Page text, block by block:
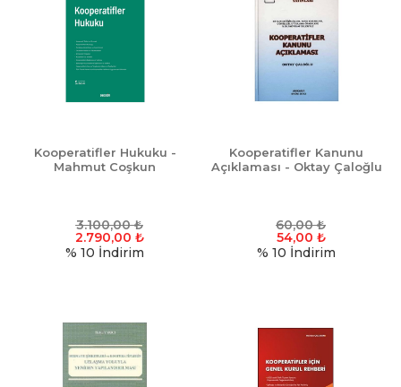
Kooperatifler Hukuku -
Mahmut Coşkun
3.100,00₺
2.790,00 ₺
% 10 İndirim
Kooperatifler Kanunu
Açıklaması - Oktay Çaloğlu
60,00₺
54,00 ₺
% 10 İndirim